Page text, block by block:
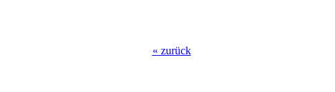
« zurück